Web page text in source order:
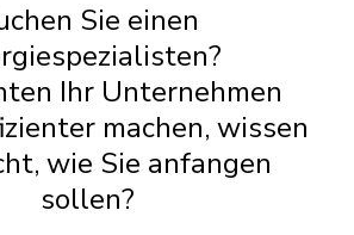
Sie einen
Ihr Unternehmen
machen, wissen
wie Sie anfangen
sollen?